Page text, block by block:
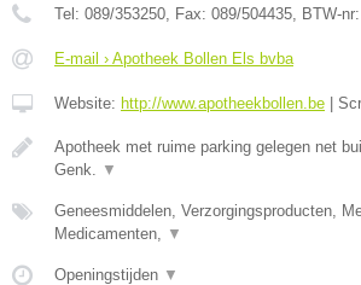
Tel: 089/353250 , Fax: 089/504435 , BTW-nr:
E-mail › Apotheek Bollen Els bvba
Website: http://www.apotheekbollen.be |
Apotheek met ruime parking gelegen net
Genk.
▼
Geneesmiddelen, Verzorgingsproducten,
Medicamenten,
▼
Openingstijden ▼